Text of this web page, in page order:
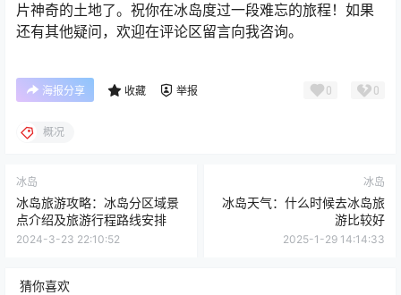
片神奇的土地了。祝你在冰岛度过一段难忘的旅程！如果
还有其他疑问，欢迎在评论区留言向我咨询。
海报分享 收藏 举报 0 0
概况
冰岛
冰岛旅游攻略：冰岛分区域景
点介绍及旅游行程路线安排
2024-3-23 22:10:52
冰岛
冰岛天气：什么时候去冰岛旅
游比较好
2025-1-29 14:14:33
猜你喜欢